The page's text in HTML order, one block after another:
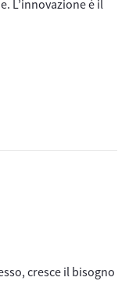
L’innovazione è il
cresce il bisogno